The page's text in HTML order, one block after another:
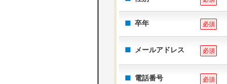
卒年 必須
メールアドレス 必須
電話番号 必須